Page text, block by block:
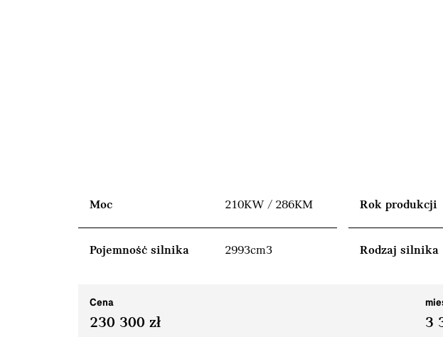
Moc 210KW / 286KM
Pojemność silnika 2993cm3
Rok produkcji
Rodzaj silnika
Cena
230 300 zł 3